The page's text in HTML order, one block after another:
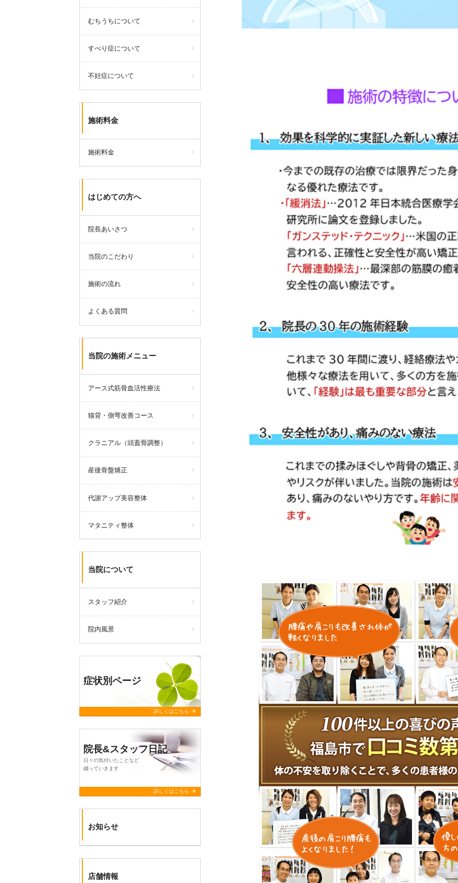
むちうちについて
すべり症について
不妊症について
施術料金
施術料金
はじめての方へ
院長あいさつ
当院のこだわり
施術の流れ
よくある質問
当院の施術メニュー
アース式筋骨血活性療法
猫背・側弯改善コース
クラニアル（頭蓋骨調整）
産後骨盤矯正
代謝アップ美容整体
マタニティ整体
当院について
スタッフ紹介
院内風景
症状別ページ
詳しくはこちら arrow_forward
院長&スタッフ日記
日々の気付いたことなど
綴っていきます
詳しくはこちら arrow_forward
お知らせ
店舗情報